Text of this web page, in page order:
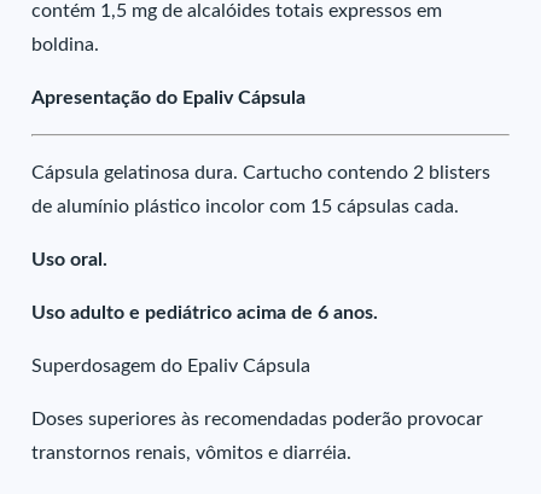
contém 1,5 mg de alcalóides totais expressos em
boldina.
Apresentação do Epaliv Cápsula
Cápsula gelatinosa dura. Cartucho contendo 2 blisters
de alumínio plástico incolor com 15 cápsulas cada.
Uso oral.
Uso adulto e pediátrico acima de 6 anos.
Superdosagem do Epaliv Cápsula
Doses superiores às recomendadas poderão provocar
transtornos renais, vômitos e diarréia.